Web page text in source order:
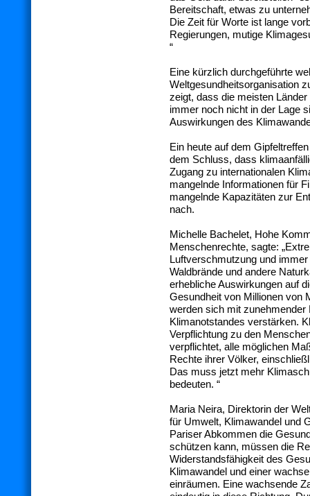
Bereitschaft, etwas zu
Die Zeit für Worte ist lange
Regierungen, mutige
“
Eine kürzlich durchgeführte
Weltgesundheitsorganisation
zeigt, dass die meisten
immer noch nicht in der Lage
Auswirkungen des
Ein heute auf dem
dem Schluss, dass
Zugang zu internationalen
mangelnde Informationen für
mangelnde Kapazitäten zur
nach.
Michelle Bachelet, Hohe
Menschenrechte, sagte:
Luftverschmutzung und
Waldbrände und andere
erhebliche Auswirkungen auf
Gesundheit von Millionen von
werden sich mit
Klimanotstandes verstärken.
Verpflichtung zu den
verpflichtet, alle möglichen
Rechte ihrer Völker,
Das muss jetzt mehr
bedeuten. “
Maria Neira, Direktorin der
für Umwelt, Klimawandel und
Pariser Abkommen die
schützen kann, müssen die
Widerstandsfähigkeit des
Klimawandel und einer
einräumen. Eine wachsende